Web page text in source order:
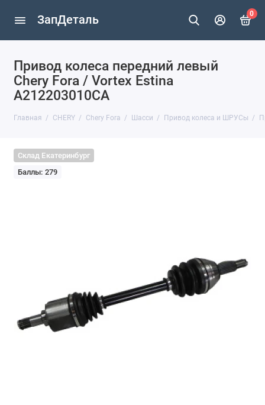
ЗапДеталь 0
Привод колеса передний левый
Chery Fora / Vortex Estina
A212203010CA
Главная CHERY Chery Fora Шасси Привод колеса и ШРУСы
Склад Екатеринбург
Баллы: 279